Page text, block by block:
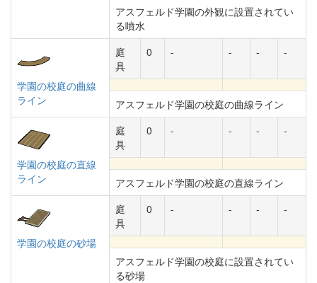
アスフェルド学園の外観に設置されてい
る噴水
学園の校庭の曲線
ライン
庭
具
0 - - - -
アスフェルド学園の校庭の曲線ライン
学園の校庭の直線
ライン
庭
具
0 - - - -
アスフェルド学園の校庭の直線ライン
学園の校庭の砂場
庭
具
0 - - - -
アスフェルド学園の校庭に設置されてい
る砂場